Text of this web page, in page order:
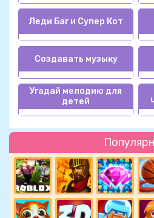
Леди Баг и Супер Кот
Создавать музыку
Угадай мелодию для
детей